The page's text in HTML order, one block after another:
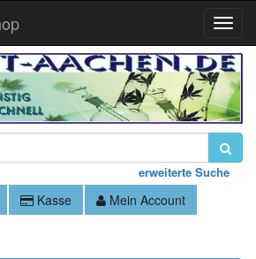
erweiterte Suche
Kasse
Mein Account
Toggle